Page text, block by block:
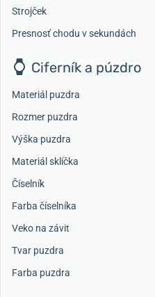
Strojček
Presnosť chodu v sekundách
Ciferník a púzdro
Materiál puzdra
Rozmer puzdra
Výška puzdra
Materiál sklíčka
Číselník
Farba číselníka
Veko na závit
Tvar puzdra
Farba puzdra